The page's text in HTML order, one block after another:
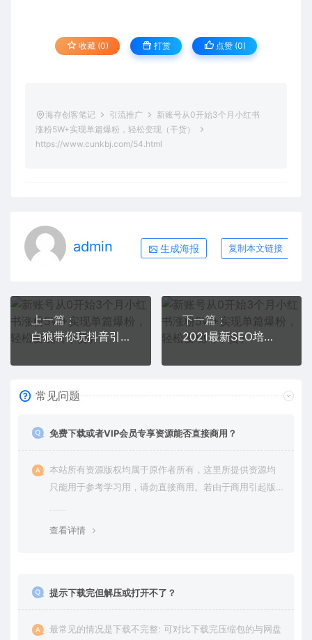
收藏 (0) 打赏 点赞 (0)
海存创客笔记 引流推广
新账号从0开始3个月小红书
涨粉5W+实现单篇爆粉，轻松变现（干货）
https://www.cunkbj.com/54.html
admin 生成海报 复制本文链接
上一篇：
白狼带你玩抖音引流跑粉项目
下一篇：
2021最新SEO培训：手把手教你把网站打造权重7，轻松月入3万（无水印）
常见问题
免费下载或者VIP会员专享资源能否直接商用？
本站所有资源版权均属于原作者所有，这里所提供资源均
只能用于参考学习用，请勿直接商用。若由于商用引起版
查看详情
提示下载完但解压或打开不了？
最常见的情况是下载不完整: 可对比下载完压缩包的与网盘